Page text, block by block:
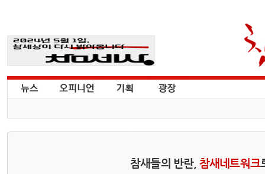
참새들의 반란, 참새네트워크